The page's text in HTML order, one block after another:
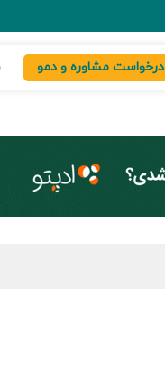
درخواست مشاوره و دمو